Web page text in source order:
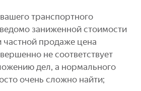
транспортного
заниженной стоимости
продаже цена
не соответствует
дел, а нормального
очень сложно найти;